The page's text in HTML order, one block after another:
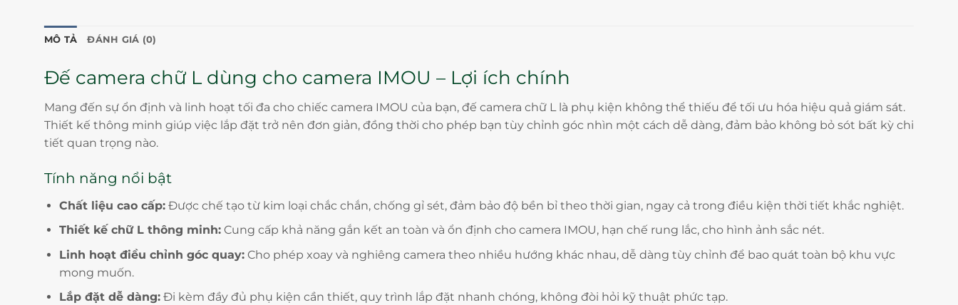
MÔ TẢ ĐÁNH GIÁ (0)
Đế camera chữ L dùng cho camera IMOU – Lợi ích chính
Mang đến sự ổn định và linh hoạt tối đa cho chiếc camera IMOU của bạn, đế camera chữ L là phụ kiện không thể thiếu để tối ưu hóa hiệu quả giám sát.
Thiết kế thông minh giúp việc lắp đặt trở nên đơn giản, đồng thời cho phép bạn tùy chỉnh góc nhìn một cách dễ dàng, đảm bảo không bỏ sót bất kỳ chi
tiết quan trọng nào.
Tính năng nổi bật
Chất liệu cao cấp:Được chế tạo từ kim loại chắc chắn, chống gỉ sét, đảm bảo độ bền bỉ theo thời gian, ngay cả trong điều kiện thời tiết khắc nghiệt.
Thiết kế chữ L thông minh:Cung cấp khả năng gắn kết an toàn và ổn định cho camera IMOU, hạn chế rung lắc, cho hình ảnh sắc nét.
Linh hoạt điều chỉnh góc quay:Cho phép xoay và nghiêng camera theo nhiều hướng khác nhau, dễ dàng tùy chỉnh để bao quát toàn bộ khu vực
mong muốn.
Lắp đặt dễ dàng:Đi kèm đầy đủ phụ kiện cần thiết, quy trình lắp đặt nhanh chóng, không đòi hỏi kỹ thuật phức tạp.